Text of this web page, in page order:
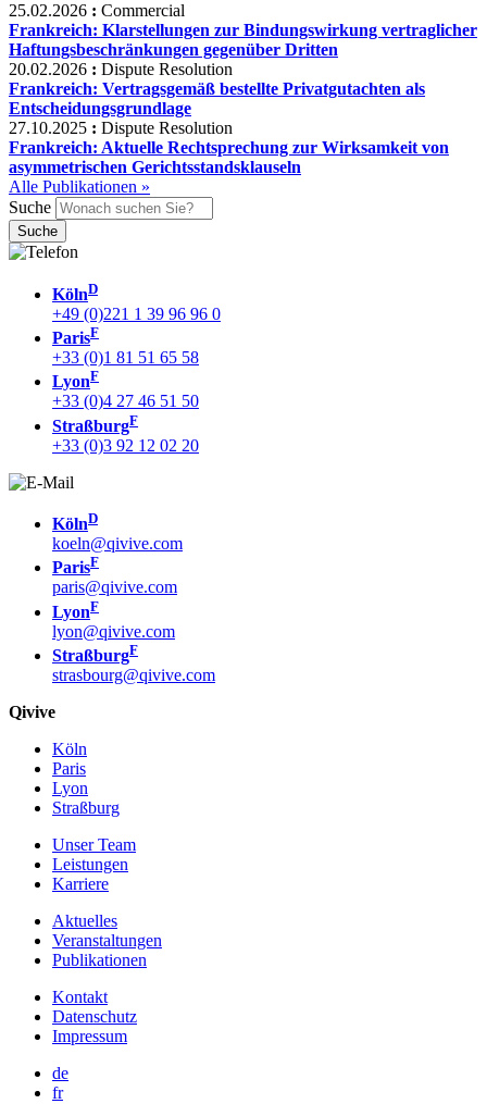
25.02.2026 : Commercial
Frankreich: Klarstellungen zur Bindungswirkung vertraglicher
Haftungsbeschränkungen gegenüber Dritten
20.02.2026 : Dispute Resolution
Frankreich: Vertragsgemäß bestellte Privatgutachten als
Entscheidungsgrundlage
27.10.2025 : Dispute Resolution
Frankreich: Aktuelle Rechtsprechung zur Wirksamkeit von
asymmetrischen Gerichtsstandsklauseln
Alle Publikationen »
Suche
KölnD
+49 (0)221 1 39 96 96 0
ParisF
+33 (0)1 81 51 65 58
LyonF
+33 (0)4 27 46 51 50
StraßburgF
+33 (0)3 92 12 02 20
KölnD
koeln@qivive.com
ParisF
paris@qivive.com
LyonF
lyon@qivive.com
StraßburgF
strasbourg@qivive.com
Qivive
Köln
Paris
Lyon
Straßburg
Unser Team
Leistungen
Karriere
Aktuelles
Veranstaltungen
Publikationen
Kontakt
Datenschutz
Impressum
de
fr